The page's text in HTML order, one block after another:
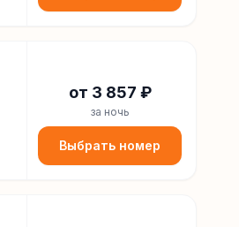
от 3 857 ₽
за ночь
Выбрать номер